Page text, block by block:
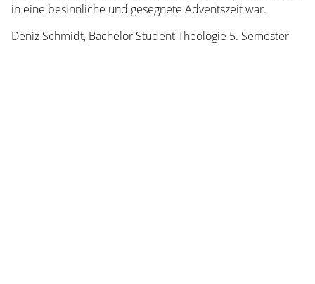
in eine besinnliche und gesegnete Adventszeit war.
Deniz Schmidt, Bachelor Student Theologie 5. Semester